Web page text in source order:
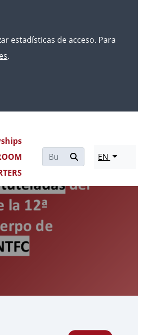
estadísticas de acceso. Para
.
EN